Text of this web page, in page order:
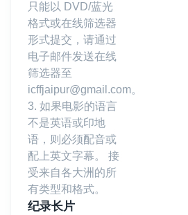
只能以 DVD/蓝光
格式或在线筛选器
形式提交，请通过
电子邮件发送在线
筛选器至
icffjaipur@gmail.com。
3. 如果电影的语言
不是英语或印地
语，则必须配音或
配上英文字幕。 接
受来自各大洲的所
有类型和格式。
纪录长片